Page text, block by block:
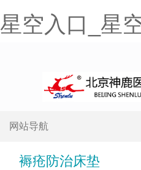
星空入口_星
网站导航
褥疮防治床垫